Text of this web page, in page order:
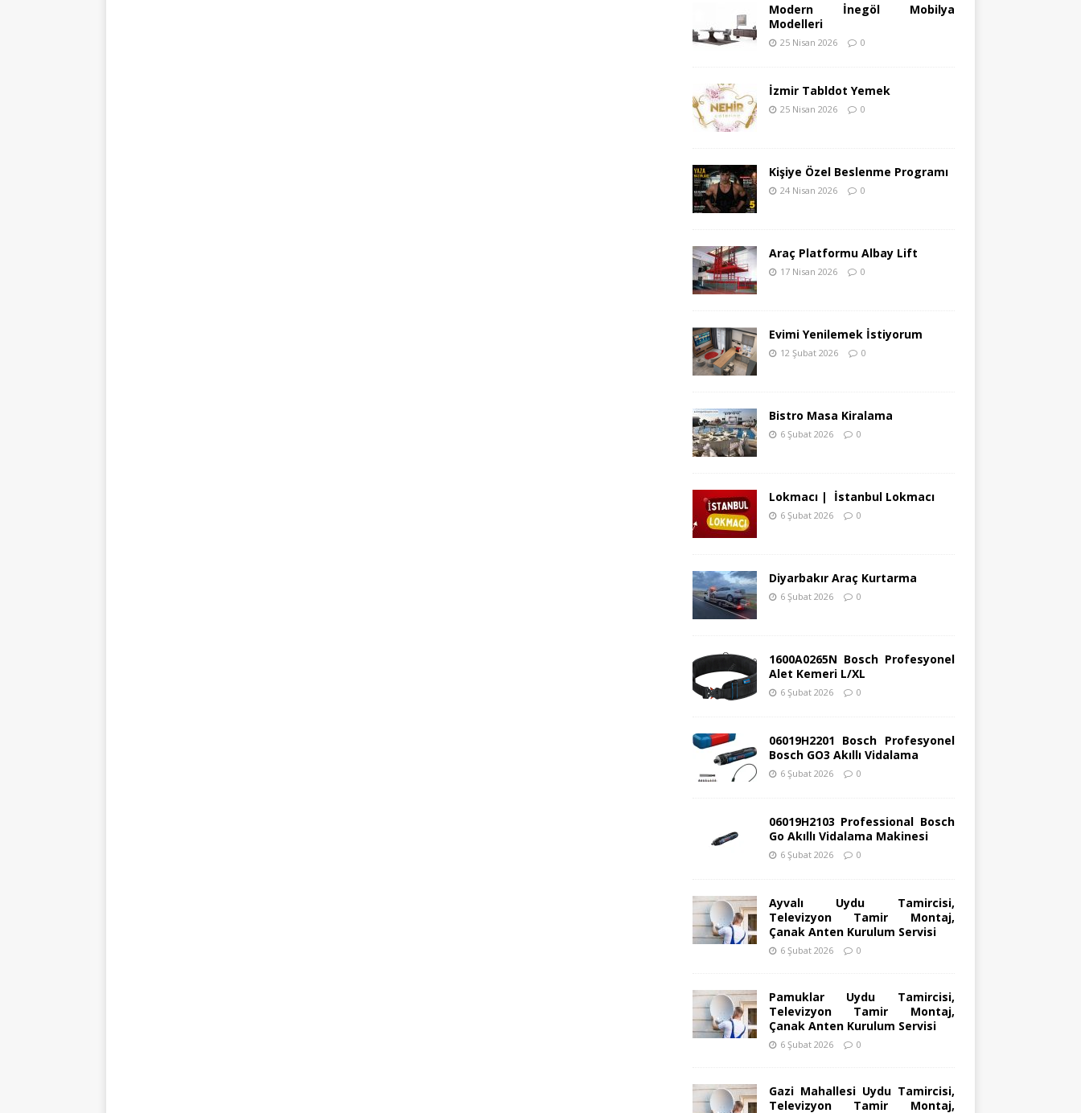
Modern İnegöl Mobilya
Modelleri
25 Nisan 2026 0
İzmir Tabldot Yemek
25 Nisan 2026 0
Kişiye Özel Beslenme Programı
24 Nisan 2026 0
Araç Platformu Albay Lift
17 Nisan 2026 0
Evimi Yenilemek İstiyorum
12 Şubat 2026 0
Bistro Masa Kiralama
6 Şubat 2026 0
Lokmacı | İstanbul Lokmacı
6 Şubat 2026 0
Diyarbakır Araç Kurtarma
6 Şubat 2026 0
1600A0265N Bosch Profesyonel
Alet Kemeri L/XL
6 Şubat 2026 0
06019H2201 Bosch Profesyonel
Bosch GO3 Akıllı Vidalama
6 Şubat 2026 0
06019H2103 Professional Bosch
Go Akıllı Vidalama Makinesi
6 Şubat 2026 0
Ayvalı Uydu Tamircisi,
Televizyon Tamir Montaj,
Çanak Anten Kurulum Servisi
6 Şubat 2026 0
Pamuklar Uydu Tamircisi,
Televizyon Tamir Montaj,
Çanak Anten Kurulum Servisi
6 Şubat 2026 0
Gazi Mahallesi Uydu Tamircisi,
Televizyon Tamir Montaj,